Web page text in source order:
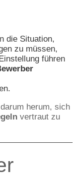
die Situation,
zu müssen,
führen
herum, sich
vertraut zu